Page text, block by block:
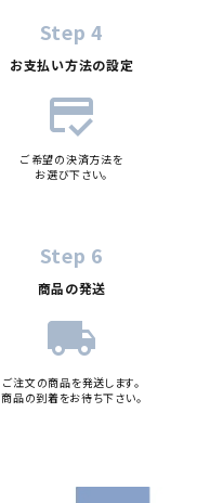
Step 4
お支払い方法の設定
credit_score
ご希望の決済方法を
お選び下さい。
Step 6
商品の発送
local_shipping
ご注文の商品を発送します。
商品の到着をお待ち下さい。